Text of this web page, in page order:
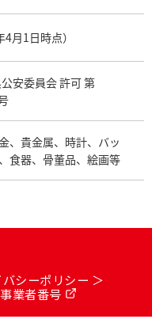
月1日時点）
安委員会 許可 第
、貴金属、時計、バッ
食器、骨董品、絵画等
シーポリシー
業者番号